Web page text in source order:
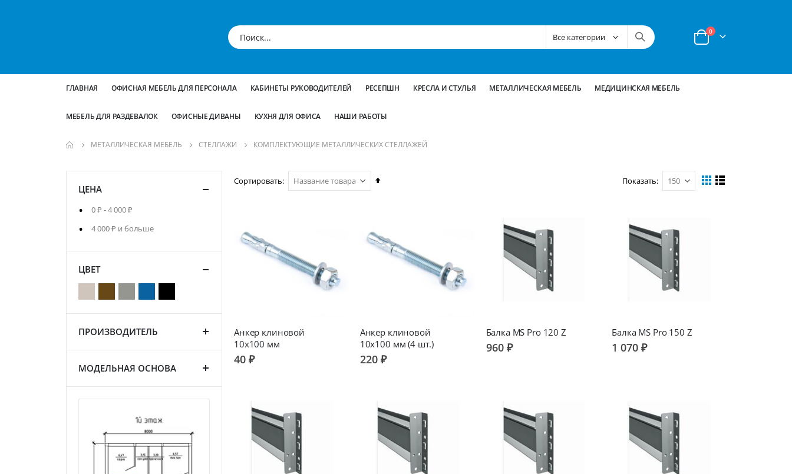
Корзина
0позиции
ГЛАВНАЯ ОФИСНАЯ МЕБЕЛЬ ДЛЯ ПЕРСОНАЛА КАБИНЕТЫ РУКОВОДИТЕЛЕЙ РЕСЕПШН КРЕСЛА И СТУЛЬЯ МЕТАЛЛИЧЕСКАЯ МЕБЕЛЬ МЕДИЦИНСКАЯ МЕБЕЛЬ
МЕБЕЛЬ ДЛЯ РАЗДЕВАЛОК ОФИСНЫЕ ДИВАНЫ КУХНЯ ДЛЯ ОФИСА НАШИ РАБОТЫ
МЕТАЛЛИЧЕСКАЯ МЕБЕЛЬ СТЕЛЛАЖИ КОМПЛЕКТУЮЩИЕ МЕТАЛЛИЧЕСКИХ СТЕЛЛАЖЕЙ
Сортировать
Сортируется
Показать Вид
СеткаСписок
Анкер клиновой
10х100 мм
40 ₽
Анкер клиновой
10х100 мм (4 шт.)
220 ₽
Балка MS Pro 120 Z
960 ₽
Балка MS Pro 150 Z
1 070 ₽
ЦЕНА
0 ₽ -4 000 ₽
4 000 ₽ и больше
ЦВЕТ
ПРОИЗВОДИТЕЛЬ
МОДЕЛЬНАЯ ОСНОВА